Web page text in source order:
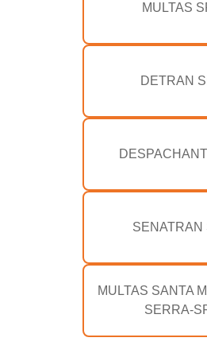
MULTAS
DETRAN
SENATRAN
MULTAS SANTA
SERRA-